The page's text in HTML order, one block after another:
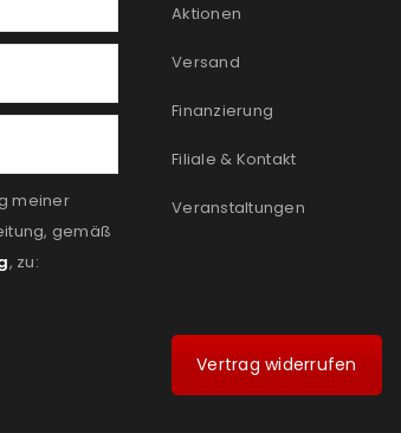
meiner
gemäß
, zu:
Aktionen
Versand
Finanzierung
Filiale & Kontakt
Veranstaltungen
Vertrag widerrufen